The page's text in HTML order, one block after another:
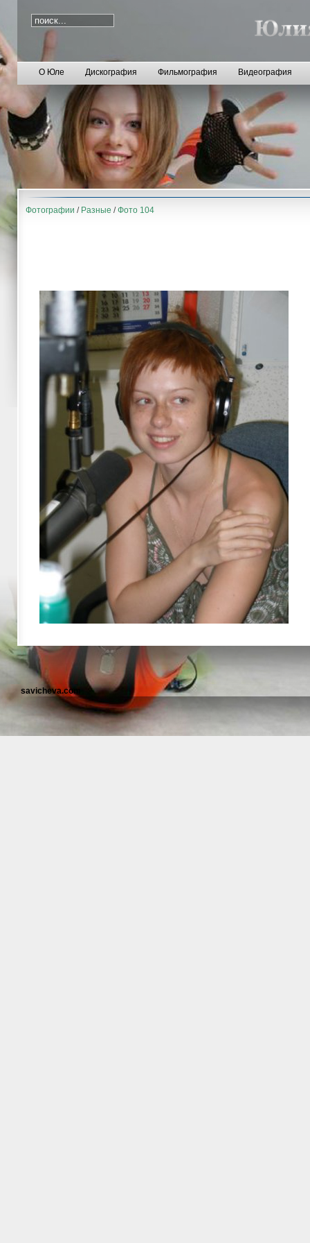
О Юле Дискография Фильмография Видеография
Фотографии / Разные /Фото 104
savicheva.com